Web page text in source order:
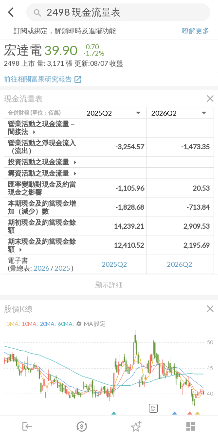
arrow_back_ios search
login dashboard
市場 登入
宏達電 39.90 -1.72%
訂閱或綁定，解鎖即時及進階功能
瞭解更多
宏達電 39.90 -0.70
-1.72%
2498
上市 量: 3,171 張 更新:08/07 收盤
前往相關富果研究報告 open_in_new
現金流量表 close
顯示詳細
合併財報 (單位：佰萬)
營業活動之現金流量－
間接法 arrow_drop_down
營業活動之淨現金流入
（流出）
-3,254.57
-1,473.35
投資活動之現金流量 arrow_drop_down
籌資活動之現金流量 arrow_drop_down
匯率變動對現金及約當
現金之影響
-1,105.96
20.53
本期現金及約當現金增
加（減少）數
-1,828.68
-713.84
期初現金及約當現金餘
額
14,239.21
2,909.53
期末現金及約當現金餘
額 arrow_drop_down
12,410.52
2,195.69
電子書
(彙總表: 2026/ 2025 ) 2025Q2 2026Q2
股價K線 close
40
45
50
5MA: 10MA: 20MA: 60MA: settings MA 設定
除